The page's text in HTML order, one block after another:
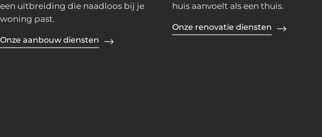
een uitbreiding die naadloos bij je
woning past.
Onze aanbouw diensten
huis aanvoelt als een thuis.
Onze renovatie diensten